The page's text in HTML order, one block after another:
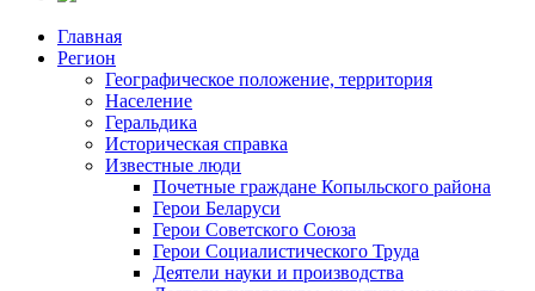
Главная
Регион
Географическое положение, территория
Население
Геральдика
Историческая справка
Известные люди
Почетные граждане Копыльского района
Герои Беларуси
Герои Советского Союза
Герои Социалистического Труда
Деятели науки и производства